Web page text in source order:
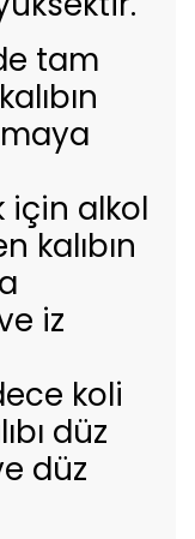
tam
için alkol
kalıbın
iz
koli
düz
düz